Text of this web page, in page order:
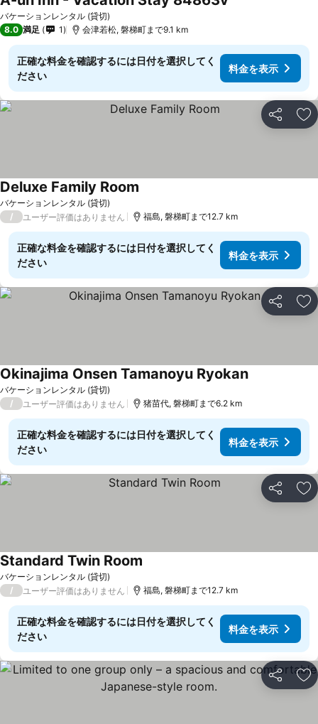
バケーションレンタル (貸切)
8.0 満足 1 会津若松, 磐梯町まで9.1 km
正確な料金を確認するには日付を選択してく
ださい
料金を表示
シェア お
バケーションレンタル (貸切)
Deluxe Family Room
/ ユーザー評価はありません 福島, 磐梯町まで12.7 km
正確な料金を確認するには日付を選択してく
ださい
料金を表示
シェア お
バケーションレンタル (貸切)
Okinajima Onsen Tamanoyu Ryokan
/ ユーザー評価はありません 猪苗代, 磐梯町まで6.2 km
正確な料金を確認するには日付を選択してく
ださい
料金を表示
シェア お
バケーションレンタル (貸切)
Standard Twin Room
/ ユーザー評価はありません 福島, 磐梯町まで12.7 km
正確な料金を確認するには日付を選択してく
ださい
料金を表示
シェア お